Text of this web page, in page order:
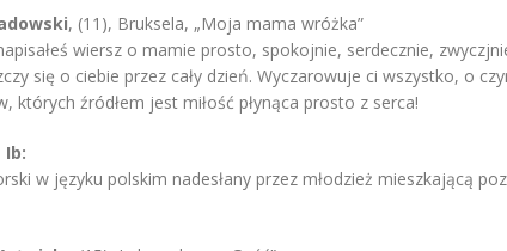
, (11), Bruksela, „Moja mama wróżka”
wiersz o mamie prosto, spokojnie, serdecznie,
się o ciebie przez cały dzień. Wyczarowuje ci wszystko, o
których źródłem jest miłość płynąca prosto z serca!
w języku polskim nadesłany przez młodzież mieszkającą